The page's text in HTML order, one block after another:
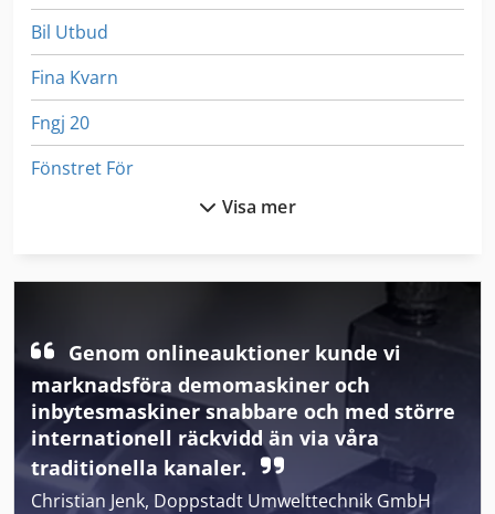
Bil Utbud
Fina Kvarn
Fngj 20
Fönstret För
Höj-Och Sänkbart Bord Sågar
International 2674
International 433
International 434
International 560
Visa mer
Genom onlineauktioner kunde vi
marknadsföra demomaskiner och
inbytesmaskiner snabbare och med större
internationell räckvidd än via våra
traditionella kanaler.
Christian Jenk, Doppstadt Umwelttechnik GmbH